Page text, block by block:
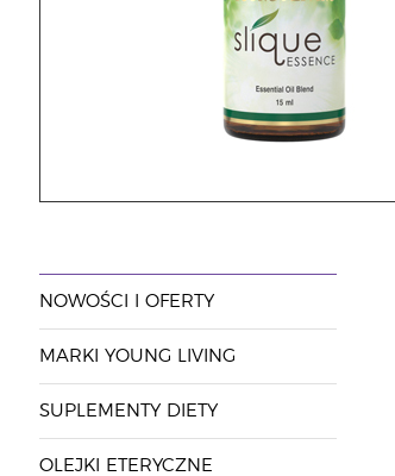
NOWOŚCI I OFERTY
MARKI YOUNG LIVING
SUPLEMENTY DIETY
OLEJKI ETERYCZNE